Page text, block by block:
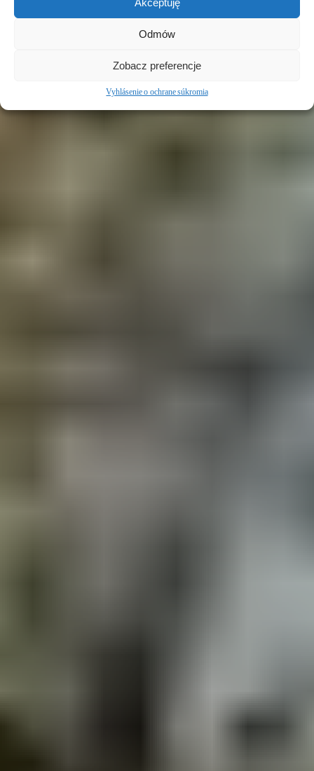
Odmów
Zobacz preferencje
Vyhlásenie o ochrane súkromia